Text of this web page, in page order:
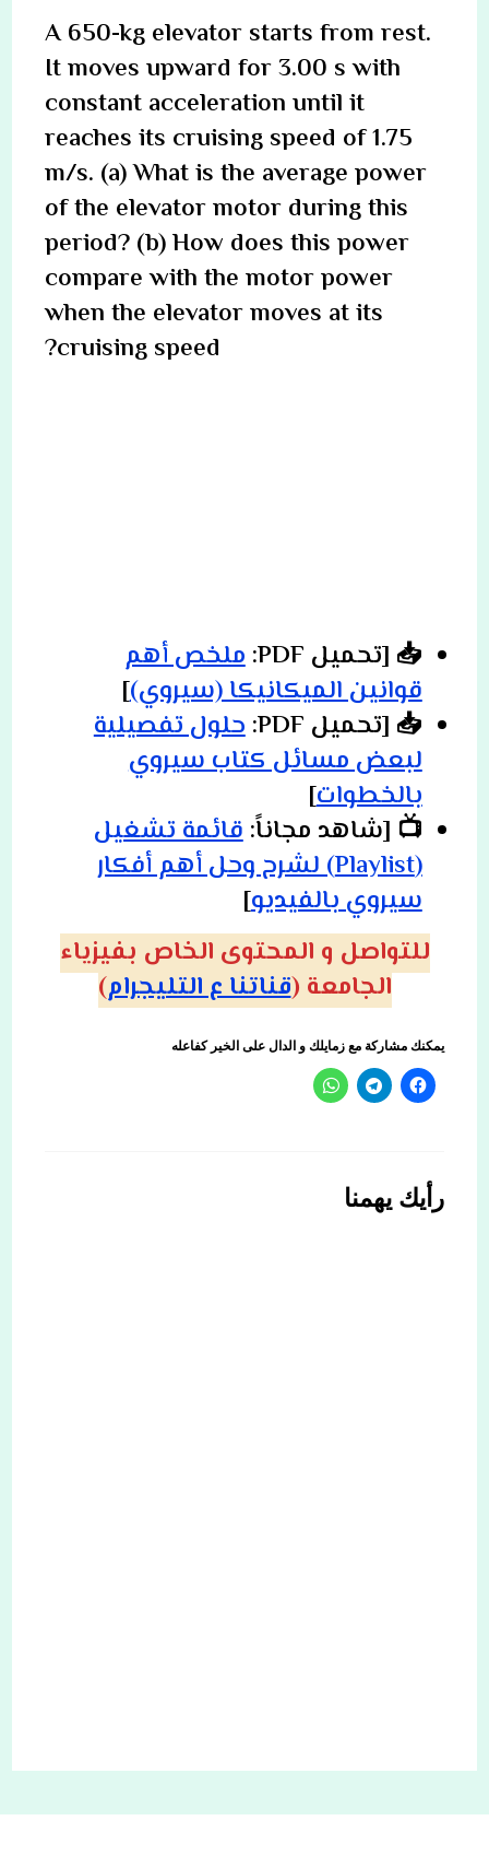
A 650-kg elevator starts from rest.
It moves upward for 3.00 s with
constant acceleration until it
reaches its cruising speed of 1.75
m/s. (a) What is the average power
of the elevator motor during this
period? (b) How does this power
compare with the motor power
when the elevator moves at its
cruising speed?
📥 [تحميل PDF:
ملخص أهم
قوانين الميكانيكا (سيروي)]
📥 [تحميل PDF:
حلول تفصيلية
لبعض مسائل كتاب سيروي
بالخطوات]
📺 [شاهد مجاناً:قائمة تشغيل
(Playlist) لشرح وحل أهم أفكار
سيروي بالفيديو]
للتواصل و المحتوى الخاص بفيزياء
الجامعة (قناتنا ع التليجرام)
يمكنك مشاركة مع زمايلك و الدال على الخير كفاعله
رأيك يهمنا